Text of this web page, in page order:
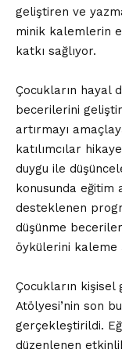
geliştiren ve
minik kalemlerin
katkı sağlıyor.
Çocukların hayal
becerilerini
artırmayı
katılımcılar
duygu ile
konusunda eğitim
desteklenen
düşünme
öykülerini kaleme
Çocukların kişisel
Atölyesi’nin son
gerçekleştirildi.
düzenlenen